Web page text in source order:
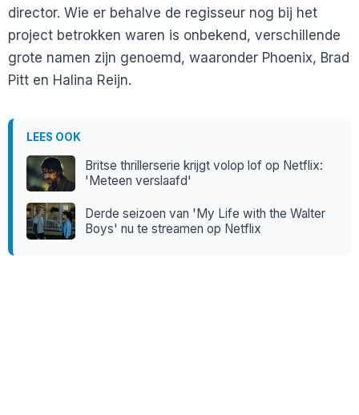
director. Wie er behalve de regisseur nog bij het
project betrokken waren is onbekend, verschillende
grote namen zijn genoemd, waaronder Phoenix, Brad
Pitt en Halina Reijn.
LEES OOK
Britse thrillerserie krijgt volop lof op Netflix:
'Meteen verslaafd'
Derde seizoen van 'My Life with the Walter
Boys' nu te streamen op Netflix